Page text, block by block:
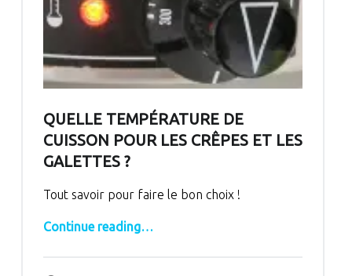
QUELLE TEMPÉRATURE DE
CUISSON POUR LES CRÊPES ET LES
GALETTES ?
Tout savoir pour faire le bon choix !
Continue reading“Quelle température de cuisson pour les crêpes et les galettes ?”…